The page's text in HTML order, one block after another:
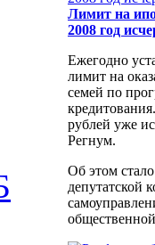
Лимит на
2008 год
Ежегодно
лимит на
семей по
рублей уже
Регнум.
Об этом
депутатской